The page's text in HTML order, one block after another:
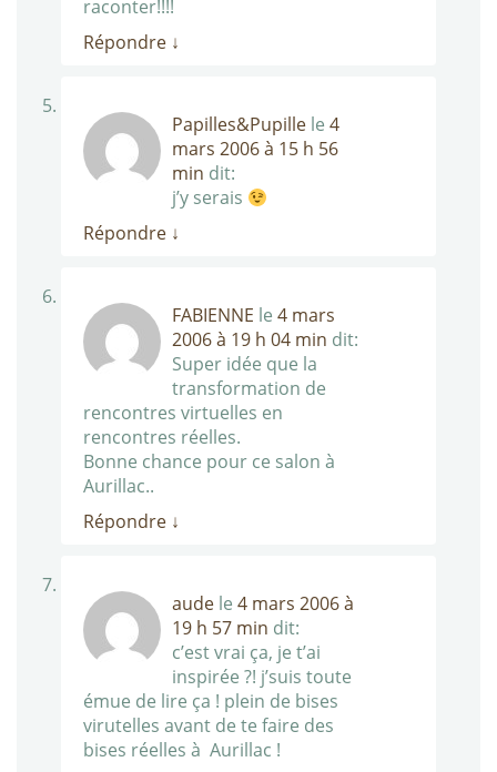
raconter!!!!
Répondre ↓
Papilles&Pupille le 4
mars 2006 à 15 h 56
min dit:
j’y serais
Répondre ↓
FABIENNE le 4 mars
2006 à 19 h 04 min dit:
Super idée que la
transformation de
rencontres virtuelles en
rencontres réelles.
Bonne chance pour ce salon à
Aurillac..
Répondre ↓
aude le 4 mars 2006 à
19 h 57 min dit:
c’est vrai ça, je t’ai
inspirée ?! j’suis toute
émue de lire ça ! plein de bises
virutelles avant de te faire des
bises réelles à Aurillac !